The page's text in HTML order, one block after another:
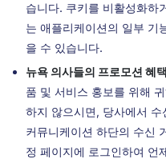
습니다. 쿠키를 비활성화하
는 애플리케이션의 일부 기
을 수 있습니다.
뉴욕 의사들의 프로모션 혜
품 및 서비스 홍보를 위해
하지 않으시면, 당사에서
커뮤니케이션 하단의 수신
정 페이지에 로그인하여 언